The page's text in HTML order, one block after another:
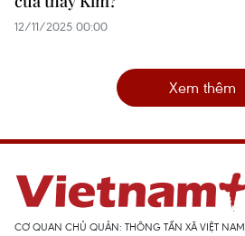
12/11/2025 00:00
Xem thêm
CƠ QUAN CHỦ QUẢN: THÔNG TẤN XÃ VIỆT NAM